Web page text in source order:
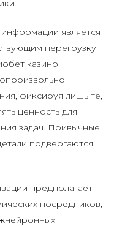
является
перегрузку
казино
фиксируя лишь те,
ценность для
задач. Привычные
подвергаются
предполагает
посредников,